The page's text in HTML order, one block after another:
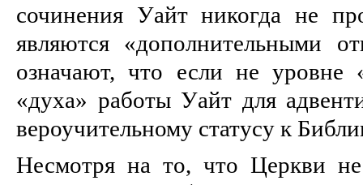
сочинения Уайт никогда не
являются «дополнительными
означают, что если не уровне
«духа» работы Уайт для
вероучительному статусу к
Несмотря на то, что Церкви